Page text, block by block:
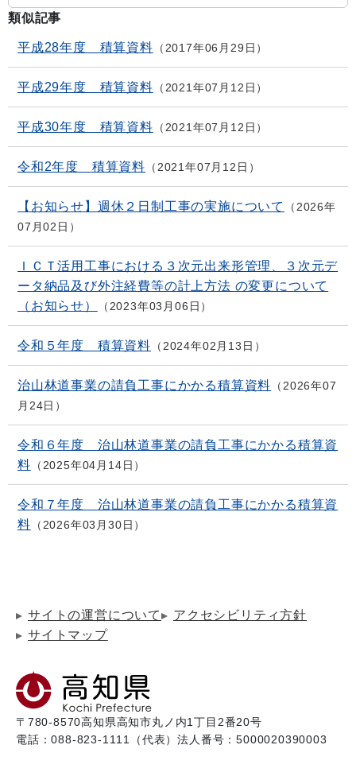
類似記事
平成28年度 積算資料 2017年06月29日
平成29年度 積算資料 2021年07月12日
平成30年度 積算資料 2021年07月12日
令和2年度 積算資料 2021年07月12日
【お知らせ】週休２日制工事の実施について
2026年
07月02日
ＩＣＴ活用工事における３次元出来形管理、３次元デ
ータ納品及び外注経費等の計上方法 の変更について
（お知らせ）
2023年03月06日
令和５年度 積算資料 2024年02月13日
治山林道事業の請負工事にかかる積算資料
2026年07
月24日
令和６年度 治山林道事業の請負工事にかかる積算資
料
2025年04月14日
令和７年度 治山林道事業の請負工事にかかる積算資
料
2026年03月30日
サイトの運営について
アクセシビリティ方針
サイトマップ
〒780-8570高知県高知市丸ノ内1丁目2番20号
電話：088-823-1111（代表）法人番号：5000020390003